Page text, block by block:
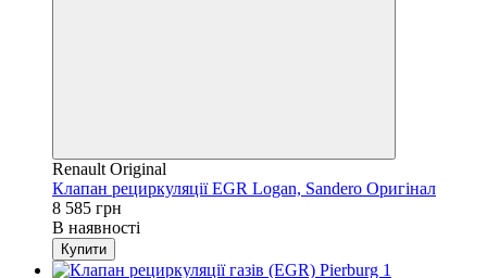
Renault Original
Клапан рециркуляції EGR Logan, Sandero Оригінал
8 585 грн
В наявності
Купити